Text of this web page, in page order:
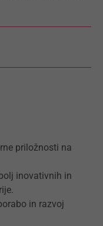
priložnosti na
inovativnih in
in razvoj